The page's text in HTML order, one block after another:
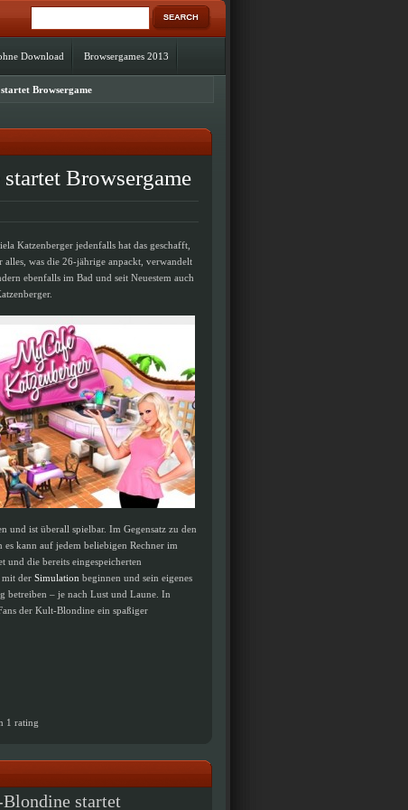
Download Browsergames 2013
Browsergame
Browsergame
Katzenberger jedenfalls hat das geschafft,
was die 26-jährige anpackt, verwandelt
ebenfalls im Bad und seit Neuestem auch
und ist überall spielbar. Im Gegensatz zu den
kann auf jedem beliebigen Rechner im
und die bereits eingespeicherten
mit der Simulation beginnen und sein eigenes
betreiben – je nach Lust und Laune. In
der Kult-Blondine ein spaßiger
1 rating
startet